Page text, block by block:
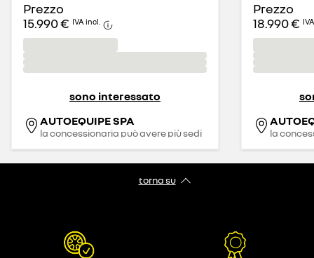
Prezzo
15.990 € IVA incl.
sono interessato
AUTOEQUIPE SPA
la concessionaria può avere più sedi
Prezzo
18.990 €
la
torna su